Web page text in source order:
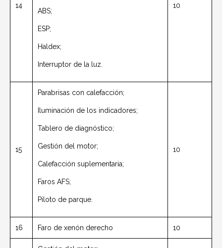
14
ABS;
ESP;
Haldex;
Interruptor de la luz.
10
15
Parabrisas con calefacción;
Iluminación de los indicadores;
Tablero de diagnóstico;
Gestión del motor;
Calefacción suplementaria;
Faros AFS;
Piloto de parque.
10
16 Faro de xenón derecho 10